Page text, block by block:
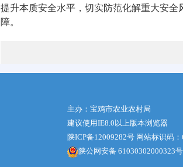
提升本质安全水平，切实防范化解重大安
障。
主办：宝鸡市农业农村局
建议使用IE8.0以上版本浏览器
陕ICP备12009282号 网站标识码
陕公网安备 61030302000323号